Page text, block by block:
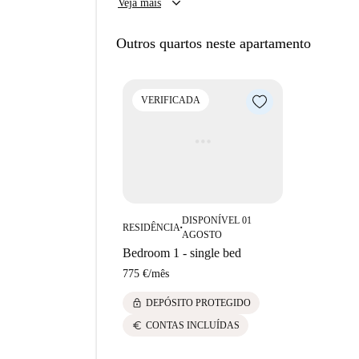
quase idênticas no edifício. Portanto, o
Veja mais
Outros quartos neste apartamento
VERIFICADA
RESIDÊNCIA ■
DISPONÍVEL 01
AGOSTO
Bedroom 1 - single bed
775 €/mês
lock DEPÓSITO PROTEGIDO
euro CONTAS INCLUÍDAS